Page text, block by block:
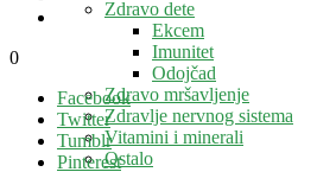
Zdravo dete
Ekcem
Imunitet
Odojčad
Zdravo mršavljenje
Zdravlje nervnog sistema
Vitamini i minerali
Ostalo
0
Facebook
Twitter
Tumblr
Pinterest